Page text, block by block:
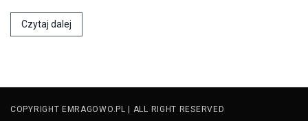
Czytaj dalej
COPYRIGHT EMRAGOWO.PL | ALL RIGHT RESERVED